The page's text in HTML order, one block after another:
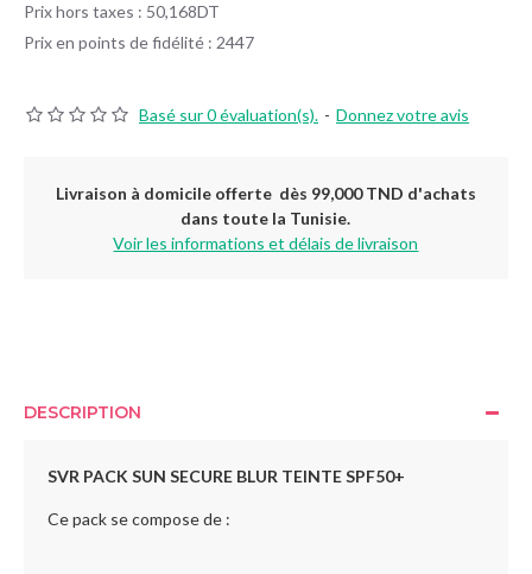
Basé sur 0 évaluation(s). - Donnez votre avis
Prix hors taxes : 50,168DT
Prix en points de fidélité : 2447
Livraison à domicile offerte dès 99,000 TND d'achats
dans toute la Tunisie.
Voir les informations et délais de livraison
DESCRIPTION
SVR PACK SUN SECURE BLUR TEINTE SPF50+
Ce pack se compose de :